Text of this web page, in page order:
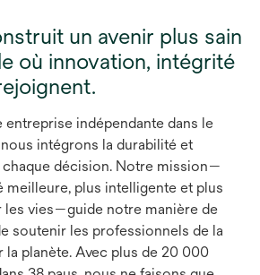
un avenir plus sain
où innovation, intégrité
entreprise indépendante dans le
intégrons la durabilité et
décision. Notre mission—
meilleure, plus intelligente et plus
les vies—guide notre manière de
soutenir les professionnels de la
la planète. Avec plus de 20 000